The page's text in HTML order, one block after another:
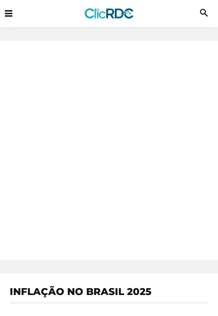
INFLAÇÃO NO BRASIL 2025